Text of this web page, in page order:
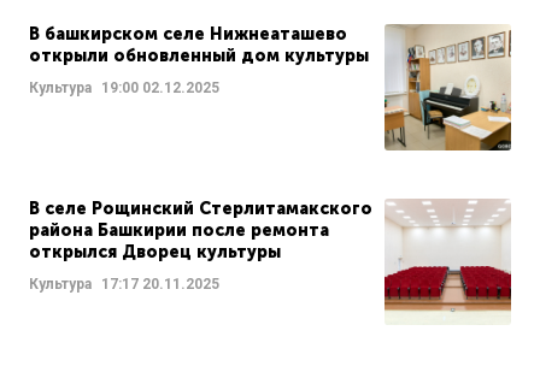
В башкирском селе Нижнеаташево
открыли обновленный дом культуры
Культура 19:00 02.12.2025
В селе Рощинский Стерлитамакского
района Башкирии после ремонта
открылся Дворец культуры
Культура 17:17 20.11.2025